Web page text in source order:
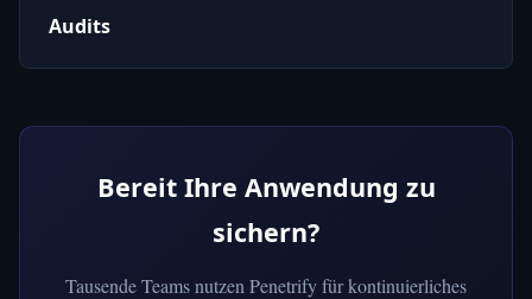
Audits
Bereit Ihre Anwendung zu
sichern?
Tausende Teams nutzen Penetrify für kontinuierliches